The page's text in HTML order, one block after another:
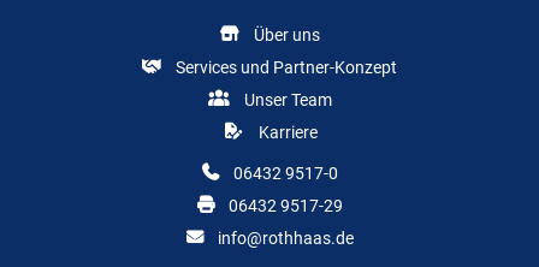
Über uns
Services und Partner-Konzept
Unser Team
Karriere
06432 9517-0
06432 9517-29
info@rothhaas.de